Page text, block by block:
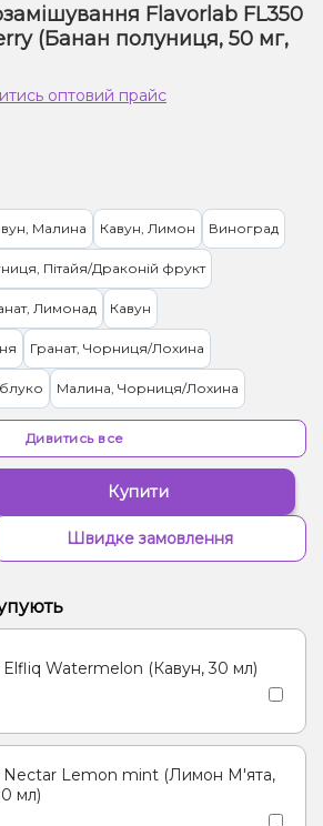
Flavorlab FL350
(Банан полуниця, 50 мг,
оптовий прайс
Малина Кавун, Лимон Виноград
Пітайя/Драконій фрукт
Лимонад Кавун
Гранат, Чорниця/Лохина
Малина, Чорниця/Лохина
Банан, Лід/Холодок
Манго Кавун, Полуниця, Лід/Холодок
Евкаліпт
Холодок
Кориця, Лід/Холодок
Смородина
Лохина Манго, Персик Банан
Дивитись все
Купити
Швидке замовлення
Elfliq Watermelon (Кавун, 30 мл)
Nectar Lemon mint (Лимон М'ята,
мл)